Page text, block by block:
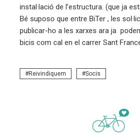
instal·lació de l’estructura. (que ja
Bé suposo que entre BiTer , les
publicar-ho a les xarxes ara ja
bicis com cal en el carrer Sant
Reivindiquem Socis